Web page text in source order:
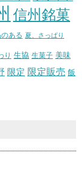
信州銘菓
のある 夏、さっぱり
り 生協 生菓子 美味
限定 限定販売 飯